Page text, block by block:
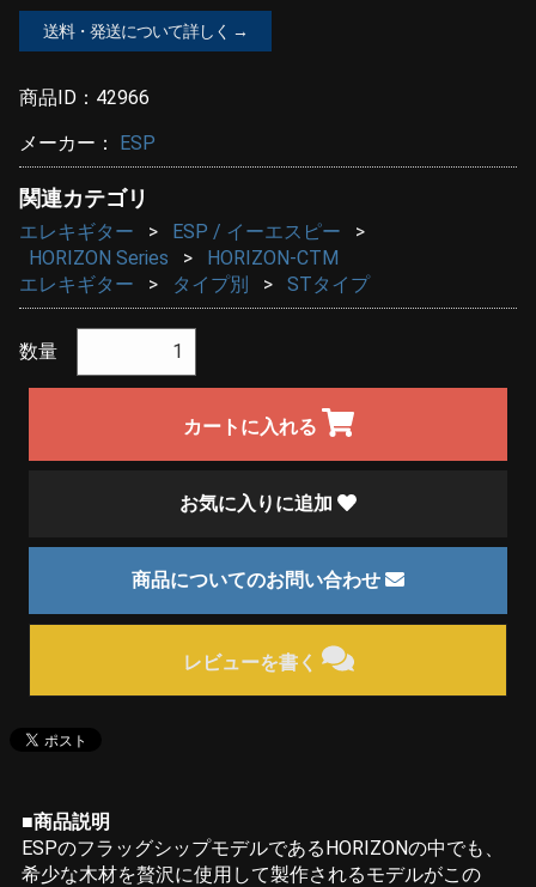
送料・発送について詳しく →
商品ID： 42966
メーカー： ESP
関連カテゴリ
エレキギター
ESP / イーエスピー
HORIZON Series
HORIZON-CTM
エレキギター
タイプ別 STタイプ
数量
カートに入れる
お気に入りに追加
商品についてのお問い合わせ
レビューを書く
■商品説明
ESPのフラッグシップモデルであるHORIZONの中でも、
希少な木材を贅沢に使用して製作されるモデルがこの